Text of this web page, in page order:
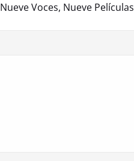
Nueve Voces, Nueve Películas